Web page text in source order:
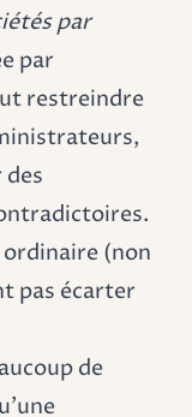
par
par
restreindre
(non
pas écarter
de